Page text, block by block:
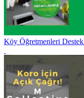
Köy Öğretmenleri Destek